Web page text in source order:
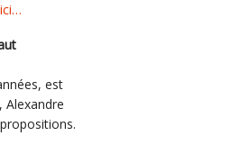
est
Alexandre